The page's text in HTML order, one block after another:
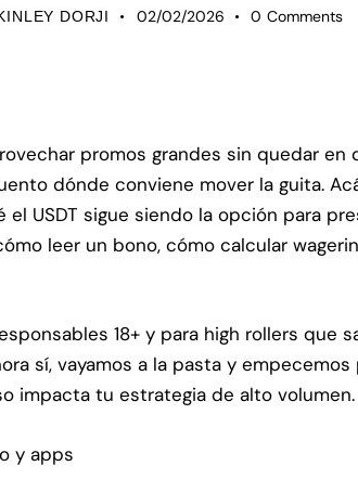
DORJI 02/02/2026 0 Comments
promos grandes sin quedar
dónde conviene mover la guita.
el USDT sigue siendo la opción para
leer un bono, cómo calcular
18+ y para high rollers que
sí, vayamos a la pasta y
impacta tu estrategia de alto volumen.